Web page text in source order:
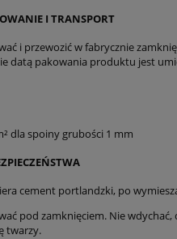
I TRANSPORT
i przewozić w fabrycznie
datą pakowania produktu jest
dla spoiny grubości 1 mm
cement portlandzki, po
pod zamknięciem. Nie
twarzy.
wycenie)
na przetwarzanie moich
danych jest PW Art-Bud Jan
na przesłanie informacji